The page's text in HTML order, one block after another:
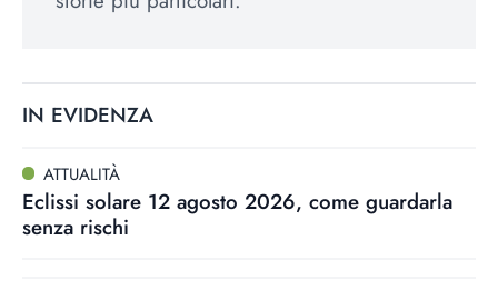
IN EVIDENZA
ATTUALITÀ
Eclissi solare 12 agosto 2026, come guardarla
senza rischi